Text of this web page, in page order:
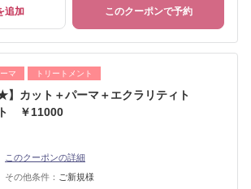
追加 このクーポンで予約
マ トリートメント
】カット＋パーマ＋エクラリティト
￥11000
このクーポンの詳細
その他条件： ご新規様